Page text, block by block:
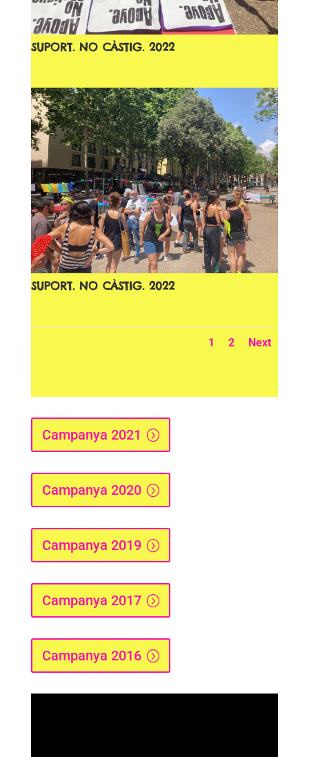
SUPORT. NO CÀSTIG. 2022
SUPORT. NO CÀSTIG. 2022
1 2 Next
Campanya 2021
Campanya 2020
Campanya 2019
Campanya 2017
Campanya 2016